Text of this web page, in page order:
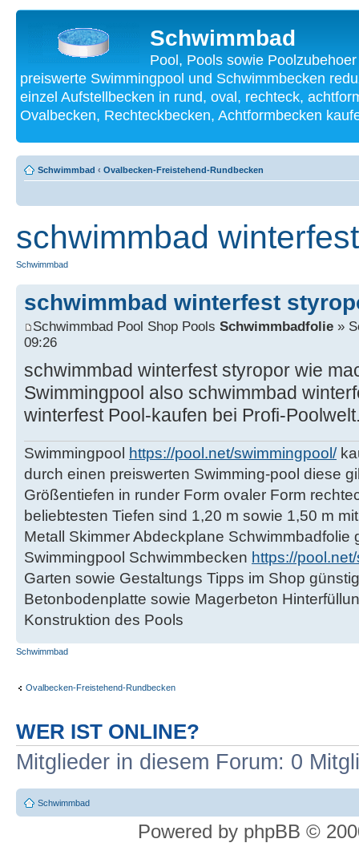
Schwimmbad
Pool, Pools sowie
preiswerte Swimmingpool und Schwimmbecken
einzel Aufstellbecken in rund, oval, rechteck,
Ovalbecken, Rechteckbecken, Achtformbecken
Schwimmbad ‹ Ovalbecken-Freistehend-Rundbecken
schwimmbad
Schwimmbad
schwimmbad winterfest
Schwimmbad Pool Shop Pools Schwimmbadfolie »
09:26
schwimmbad winterfest styropor wie
Swimmingpool also schwimmbad
winterfest Pool-kaufen bei Profi-
Swimmingpool https://pool.net/swimmingpool/
durch einen preiswerten Swimming-pool diese
Größentiefen in runder Form ovaler Form
beliebtesten Tiefen sind 1,20 m sowie 1,50 m
Metall Skimmer Abdeckplane Schwimmbadfolie
Swimmingpool Schwimmbecken https://
Garten sowie Gestaltungs Tipps im Shop
Betonbodenplatte sowie Magerbeton
Konstruktion des Pools
Schwimmbad
Ovalbecken-Freistehend-Rundbecken
WER IST ONLINE?
Mitglieder in diesem Forum: 0
Schwimmbad
Powered by phpBB ©